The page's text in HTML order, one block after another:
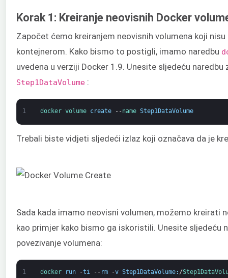
Korak 1: Kreiranje neovisnih Docker
Započet ćemo kreiranjem neovisnih volumena koji
kontejnerom. Kako bismo to postigli, imamo naredbu
uvedena u verziji Docker 1.9. Unesite sljedeću
Step1DataVolume :
1 docker volume create --name Step1DataVolume
Trebali biste vidjeti sljedeći izlaz koji označava da je
Sada kada imamo neovisni volumen, možemo kreirati
kao primjer kako bismo ga iskoristili. Unesite sljedeću
povezivanje volumena:
1 docker run -ti -- rm -v Step1DataVolume: /